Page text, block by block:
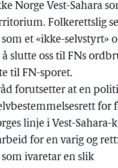
Norge Vest-Sahara
Folkerettslig
som et «ikke-selvstyrt»
slutte oss til FNs
til FN-sporet.
forutsetter at en
for
linje i Vest-
for en varig og
ivaretar en slik